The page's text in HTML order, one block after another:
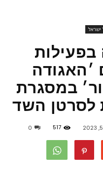
ישראל
במסגרת
לסרטן השד
517
0